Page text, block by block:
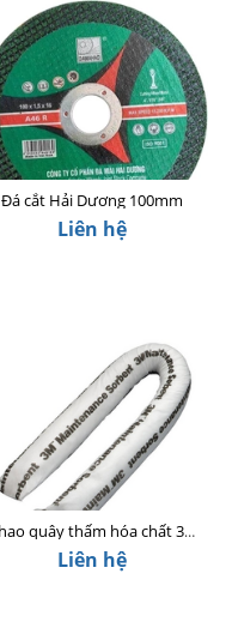
Đá cắt Hải Dương 100mm
Liên hệ
Phao quây thấm hóa chất 3M P-200
Liên hệ